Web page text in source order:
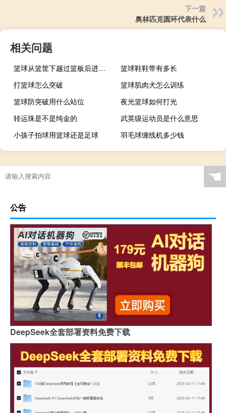
下一篇
奥林匹克圆环代表什么
相关问题
篮球从篮筐下越过篮板后进网算分吗
篮球鞋鞋带有多长
打篮球怎么突破
篮球肌肉犬怎么训练
篮球防突破用什么站位
夜光篮球如何打光
转运珠是不是纯金的
武英级运动员是什么意思
小孩子拍球用篮球还是足球
羽毛球缠线机多少钱
☚
公告
DeepSeek全套部署资料免费下载